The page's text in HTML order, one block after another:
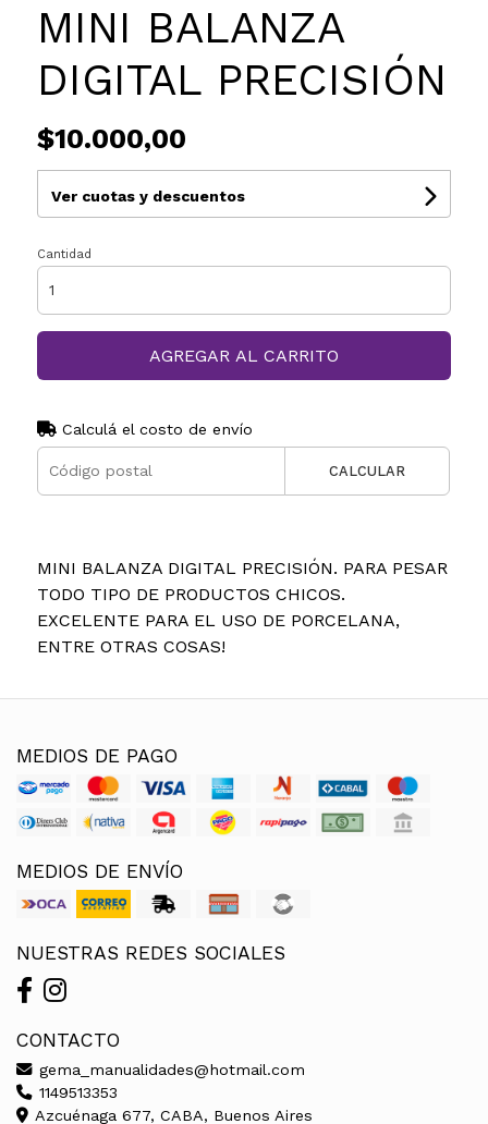
MINI BALANZA
DIGITAL PRECISIÓN
$10.000,00
Ver cuotas y descuentos
Cantidad
AGREGAR AL CARRITO
Calculá el costo de envío
CALCULAR
MINI BALANZA DIGITAL PRECISIÓN. PARA PESAR
TODO TIPO DE PRODUCTOS CHICOS.
EXCELENTE PARA EL USO DE PORCELANA,
ENTRE OTRAS COSAS!
MEDIOS DE PAGO
MEDIOS DE ENVÍO
NUESTRAS REDES SOCIALES
CONTACTO
gema_manualidades@hotmail.com
1149513353
Azcuénaga 677, CABA, Buenos Aires